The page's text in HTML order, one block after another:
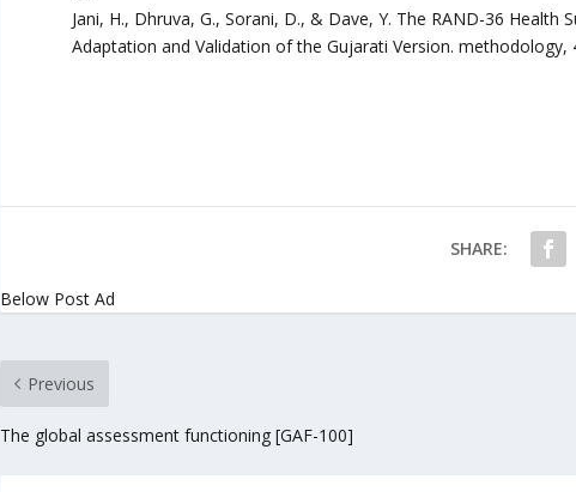
Jani, H., Dhruva, G., Sorani, D., & Dave, Y. The RAND-36 Health
Adaptation and Validation of the Gujarati Version. methodology,
SHARE:
Below Post Ad
Previous
The global assessment functioning [GAF-100]